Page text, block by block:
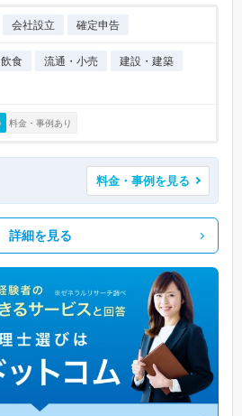
会社設立 確定申告
飲食 流通・小売
建設・建築
料金・事例あり
料金・事例を見る
詳細を見る